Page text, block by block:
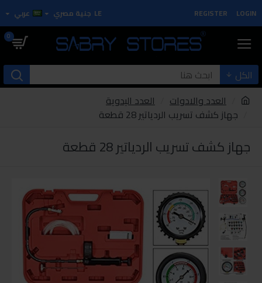
LOGIN
REGISTER
LE جنية مصري عربي
0
الكل
العدد والادوات
العدد اليدوية
جهاز كشف تسريب الردياتير 28 قطعة
جهاز كشف تسريب الردياتير 28 قطعة